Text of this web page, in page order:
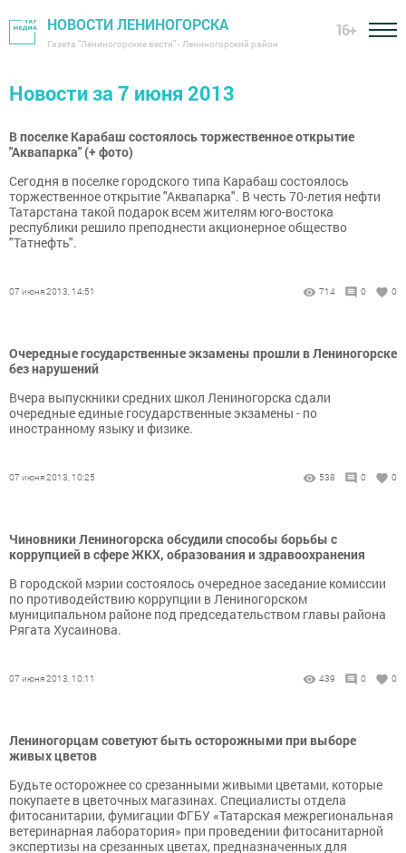
НОВОСТИ ЛЕНИНОГОРСКА
Газета "Лениногорские вести" - Лениногорский район
16+
Новости за 7 июня 2013
В поселке Карабаш состоялось торжественное открытие
"Аквапарка" (+ фото)
Сегодня в поселке городского типа Карабаш состоялось
торжественное открытие "Аквапарка". В честь 70-летия нефти
Татарстана такой подарок всем жителям юго-востока
республики решило преподнести акционерное общество
"Татнефть".
07 июня 2013, 14:51 714 0 0
Очередные государственные экзамены прошли в Лениногорске
без нарушений
Вчера выпускники средних школ Лениногорска сдали
очередные единые государственные экзамены - по
иностранному языку и физике.
07 июня 2013, 10:25 538 0 0
Чиновники Лениногорска обсудили способы борьбы с
коррупцией в сфере ЖКХ, образования и здравоохранения
В городской мэрии состоялось очередное заседание комиссии
по противодействию коррупции в Лениногорском
муниципальном районе под председательством главы района
Рягата Хусаинова.
07 июня 2013, 10:11 439 0 0
Лениногорцам советуют быть осторожными при выборе
живых цветов
Будьте осторожнее со срезанными живыми цветами, которые
покупаете в цветочных магазинах. Специалисты отдела
фитосанитарии, фумигации ФГБУ «Татарская межрегиональная
ветеринарная лаборатория» при проведении фитосанитарной
экспертизы на срезанных цветах, предназначенных для